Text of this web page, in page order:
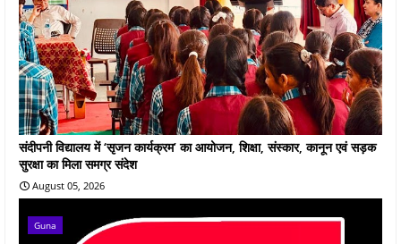
संदीपनी विद्यालय में ‘सृजन कार्यक्रम’ का आयोजन, शिक्षा, संस्कार, कानून एवं सड़क
सुरक्षा का मिला समग्र संदेश
August 05, 2026
Guna